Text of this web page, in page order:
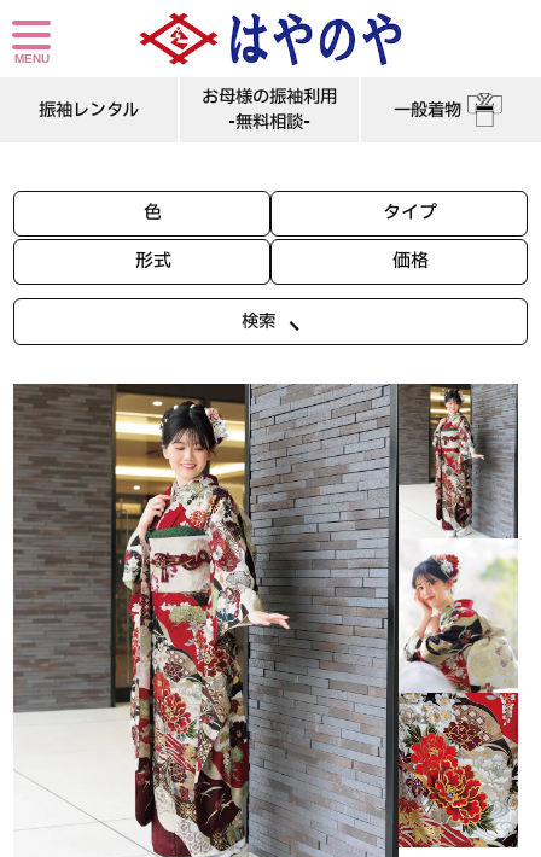
振袖レンタル
お母様の振袖利用
-無料相談-
一般着物
色
タイプ
形式
価格
検索